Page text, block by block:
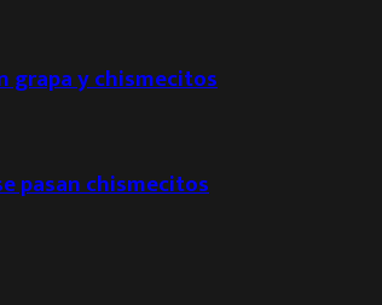
grapa y chismecitos
pasan chismecitos